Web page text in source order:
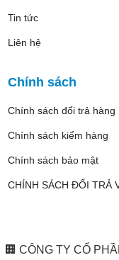
Tin tức
Liên hệ
Chính sách
Chính sách đổi trả hàng
Chính sách kiểm hàng
Chính sách bảo mật
CHÍNH SÁCH ĐỔI TRẢ
🏢 CÔNG TY CỔ